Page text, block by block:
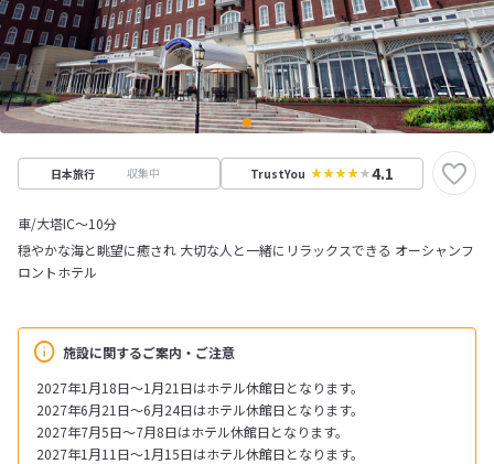
日本旅行 収集中 TrustYou 4.1
車/大塔IC～10分
施設に関するご案内・ご注意
2027年1月18日～1月21日はホテル休館日となります。
2027年6月21日～6月24日はホテル休館日となります。
2027年7月5日～7月8日はホテル休館日となります。
2027年1月11日～1月15日はホテル休館日となります。
穏やかな海と眺望に癒され 大切な人と一緒にリラックスできる オーシャンフ
ロントホテル